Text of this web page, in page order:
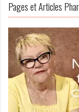
Pages et Articles